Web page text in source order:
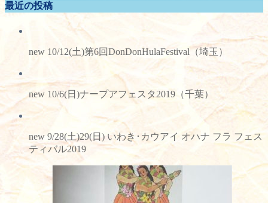
最近の投稿
new 10/12(土)第6回DonDonHulaFestival（埼玉）
new 10/6(日)ナープアフェスタ2019（千葉）
new 9/28(土)29(日) いわき･カウアイ オハナ フラ フェス
ティバル2019